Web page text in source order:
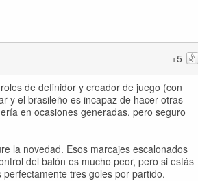
+5
de definidor y creador de juego (con
y el brasileño es incapaz de hacer otras
en ocasiones generadas, pero seguro
la novedad. Esos marcajes escalonados
del balón es mucho peor, pero si estás
tres goles por partido.